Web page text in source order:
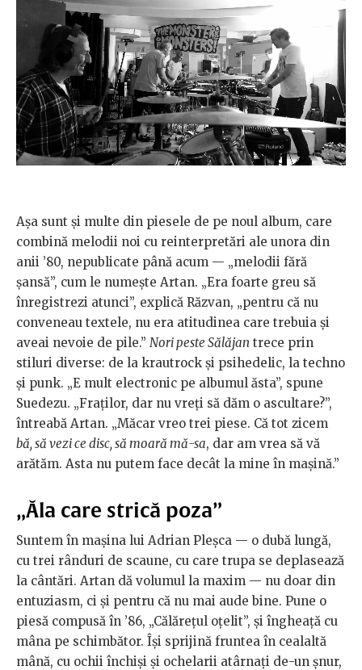
Așa sunt și multe din piesele de pe noul album, care
combină melodii noi cu reinterpretări ale unora din
anii ’80, nepublicate până acum — „melodii fără
șansă”, cum le numește Artan. „Era foarte greu să
înregistrezi atunci”, explică Răzvan, „pentru că nu
conveneau textele, nu era atitudinea care trebuia și
aveai nevoie de pile.” Nori peste Sălăjan trece prin
stiluri diverse: de la krautrock și psihedelic, la techno
și punk. „E mult electronic pe albumul ăsta”, spune
Suedezu. „Fraților, dar nu vreți să dăm o ascultare?”,
întreabă Artan. „Măcar vreo trei piese. Că tot zicem
bă, să vezi ce disc, să moară mă-sa, dar am vrea să vă
arătăm. Asta nu putem face decât la mine în mașină.”
„Ăla care strică poza”
Suntem în mașina lui Adrian Pleșca — o dubă lungă,
cu trei rânduri de scaune, cu care trupa se deplasează
la cântări. Artan dă volumul la maxim — nu doar din
entuziasm, ci și pentru că nu mai aude bine. Pune o
piesă compusă în ’86, „Călărețul oțelit”, și îngheață cu
mâna pe schimbător. Își sprijină fruntea în cealaltă
mână, cu ochii închiși și ochelarii atârnați de-un șnur,